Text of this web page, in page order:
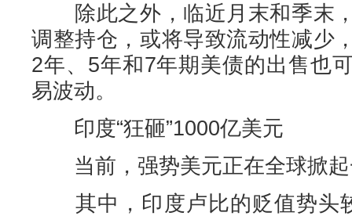
除此之外，临近月末和季末
调整持仓，或将导致流动性减少
2年、5年和7年期美债的出售也
易波动。
印度“狂砸”1000亿美元
当前，强势美元正在全球掀起
其中，印度卢比的贬值势头